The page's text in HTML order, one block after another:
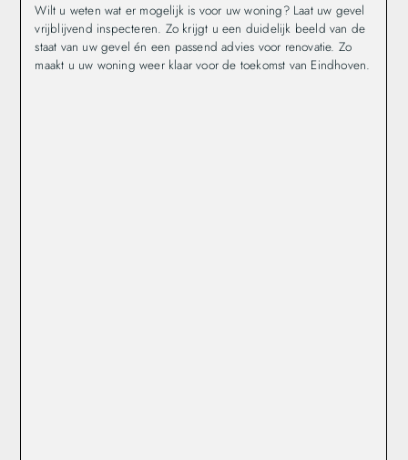
Wilt u weten wat er mogelijk is voor uw woning? Laat uw gevel
vrijblijvend inspecteren. Zo krijgt u een duidelijk beeld van de
staat van uw gevel én een passend advies voor renovatie. Zo
maakt u uw woning weer klaar voor de toekomst van Eindhoven.